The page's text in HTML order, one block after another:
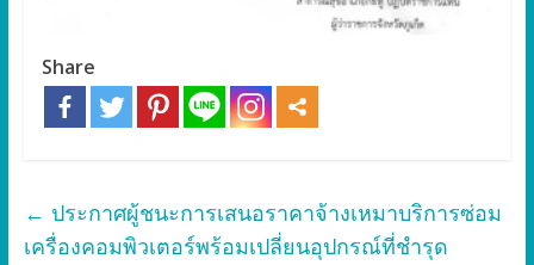
Share
← ประกาศผู้ชนะการเสนอราคาจ้างเหมาบริการซ่อม
เครื่องคอมพิวเตอร์พร้อมเปลี่ยนอุปกรณ์ที่ชำรุด